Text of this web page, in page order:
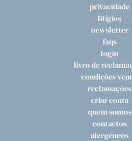
privacidade
litígios
newsletter
faqs
login
livro de
condições
reclamações
criar conta
quem somos
contactos
alergéneos